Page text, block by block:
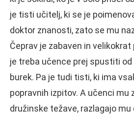
je tisti učitelj, ki se je
doktor znanosti, zato se mu
Čeprav je zabaven in
je treba učence prej spustiti od
burek. Pa je tudi tisti, ki ima
popravnih izpitov. A učenci mu
družinske težave, razlagajo